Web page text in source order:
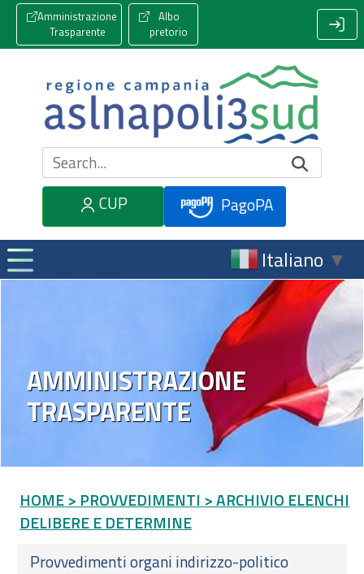
Amministrazione
Trasparente
Albo
pretorio
Cerca nel sito
CUP
PagoPA
Italiano ▼
AMMINISTRAZIONE
TRASPARENTE
HOME > PROVVEDIMENTI > ARCHIVIO ELENCHI
DELIBERE E DETERMINE
Provvedimenti organi indirizzo-politico